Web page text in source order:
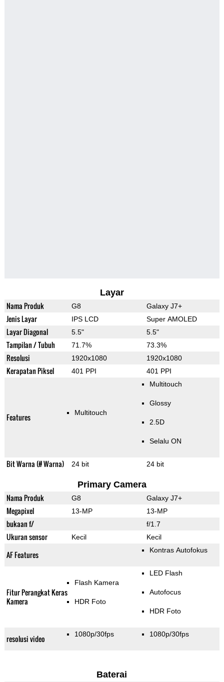
Layar
Nama Produk G8 Galaxy J7+
Jenis Layar IPS LCD Super AMOLED
Layar Diagonal 5.5" 5.5"
Tampilan / Tubuh 71.7% 73.3%
Resolusi 1920x1080 1920x1080
Kerapatan Piksel 401 PPI 401 PPI
Features Multitouch
Multitouch
Glossy
2.5D
Selalu ON
Bit Warna (# Warna) 24 bit 24 bit
Primary Camera
Nama Produk G8 Galaxy J7+
Megapixel 13-MP 13-MP
bukaan f/ f/1.7
Ukuran sensor Kecil Kecil
AF Features Kontras Autofokus
Fitur Perangkat Keras
Kamera
Flash Kamera
HDR Foto
LED Flash
Autofocus
HDR Foto
resolusi video 1080p/30fps 1080p/30fps
Baterai